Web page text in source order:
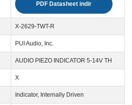
PDF Datasheet indir
X-2629-TWT-R
PUI Audio, Inc.
AUDIO PIEZO INDICATOR 5-14V TH
X
Indicator, Internally Driven